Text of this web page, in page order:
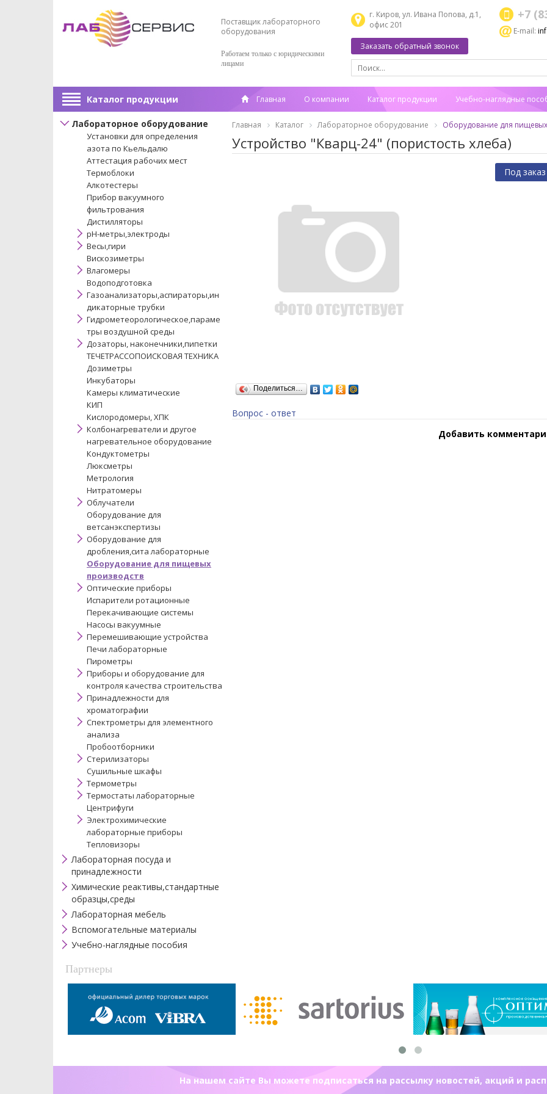
Поставщик лабораторного
оборудования
Работаем только с юридическими
лицами
г. Киров, ул. Ивана Попова, д.1,
офис 201
+7
E-mail:
Заказать обратный звонок
Каталог продукции Главная О компании Каталог продукции Учебно-наглядные
Лабораторное оборудование
Установки для определения
азота по Кьельдалю
Аттестация рабочих мест
Термоблоки
Алкотестеры
Прибор вакуумного
фильтрования
Дистилляторы
pH-метры,электроды
Весы,гири
Вискозиметры
Влагомеры
Водоподготовка
Газоанализаторы,аспираторы,ин
дикаторные трубки
Гидрометеорологическое,параме
тры воздушной среды
Дозаторы, наконечники,пипетки
ТЕЧЕТРАССОПОИСКОВАЯ ТЕХНИКА
Дозиметры
Инкубаторы
Камеры климатические
КИП
Кислородомеры, ХПК
Колбонагреватели и другое
нагревательное оборудование
Кондуктометры
Люксметры
Метрология
Нитратомеры
Облучатели
Оборудование для
ветсанэкспертизы
Оборудование для
дробления,сита лабораторные
Оборудование для пищевых
производств
Оптические приборы
Испарители ротационные
Перекачивающие системы
Насосы вакуумные
Перемешивающие устройства
Печи лабораторные
Пирометры
Приборы и оборудование для
контроля качества строительства
Принадлежности для
хроматографии
Спектрометры для элементного
анализа
Пробоотборники
Стерилизаторы
Сушильные шкафы
Термометры
Термостаты лабораторные
Центрифуги
Электрохимические
лабораторные приборы
Тепловизоры
Лабораторная посуда и
принадлежности
Химические реактивы,стандартные
образцы,среды
Лабораторная мебель
Вспомогательные материалы
Учебно-наглядные пособия
Главная Каталог Лабораторное оборудование Оборудование для
Устройство "Кварц-24" (пористость хлеба)
Поделиться…
Под заказ
Вопрос - ответ
Добавить
Партнеры
На нашем сайте Вы можете подписаться на рассылку новостей, акций и